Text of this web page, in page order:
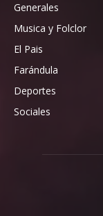
Generales
Musica y Folclor
El Pais
Farándula
Deportes
Sociales